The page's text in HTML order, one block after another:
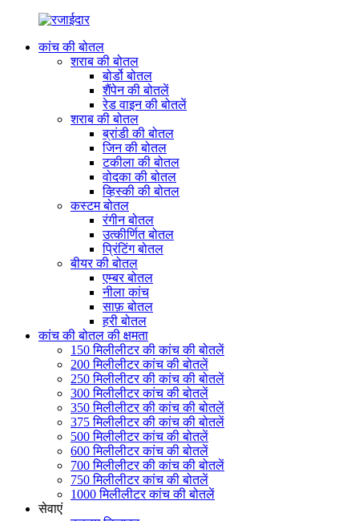
कांच की बोतल
शराब की बोतल
बोर्डो बोतल
शैंपेन की बोतलें
रेड वाइन की बोतलें
शराब की बोतल
ब्रांडी की बोतल
जिन की बोतल
टकीला की बोतल
वोदका की बोतल
व्हिस्की की बोतल
कस्टम बोतल
रंगीन बोतल
उत्कीर्णित बोतल
प्रिंटिंग बोतल
बीयर की बोतल
एम्बर बोतल
नीला कांच
साफ़ बोतल
हरी बोतल
कांच की बोतल की क्षमता
150 मिलीलीटर की कांच की बोतलें
200 मिलीलीटर कांच की बोतलें
250 मिलीलीटर की कांच की बोतलें
300 मिलीलीटर कांच की बोतलें
350 मिलीलीटर की कांच की बोतलें
375 मिलीलीटर की कांच की बोतलें
500 मिलीलीटर कांच की बोतलें
600 मिलीलीटर कांच की बोतलें
700 मिलीलीटर की कांच की बोतलें
750 मिलीलीटर कांच की बोतलें
1000 मिलीलीटर कांच की बोतलें
सेवाएं